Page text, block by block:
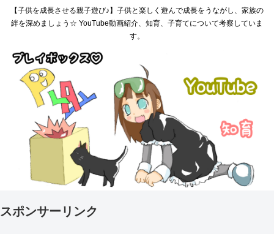
【子供を成長させる親子遊び♪】子供と楽しく遊んで成長をうながし、家族の
絆を深めましょう☆ YouTube動画紹介、知育、子育てについて考察していま
す。
スポンサーリンク